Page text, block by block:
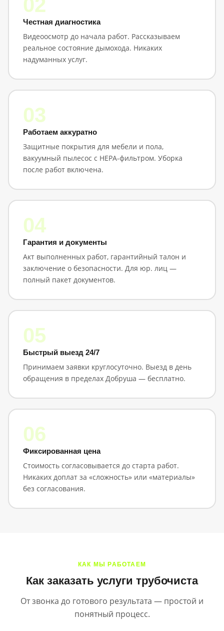
Честная диагностика
Видеоосмотр до начала работ. Рассказываем
реальное состояние дымохода. Никаких
надуманных услуг.
03
Работаем аккуратно
Защитные покрытия для мебели и пола,
вакуумный пылесос с HEPA-фильтром. Уборка
после работ включена.
04
Гарантия и документы
Акт выполненных работ, гарантийный талон и
заключение о безопасности. Для юр. лиц —
полный пакет документов.
05
Быстрый выезд 24/7
Принимаем заявки круглосуточно. Выезд в день
обращения в пределах Добруша — бесплатно.
06
Фиксированная цена
Стоимость согласовывается до старта работ.
Никаких доплат за «сложность» или «материалы»
без согласования.
КАК МЫ РАБОТАЕМ
Как заказать услуги трубочиста
От звонка до готового результата — простой и
понятный процесс.